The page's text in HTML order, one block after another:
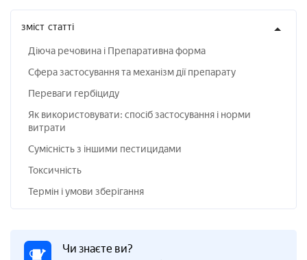
зміст статті
Діюча речовина і Препаративна форма
Сфера застосування та механізм дії препарату
Переваги гербіциду
Як використовувати: спосіб застосування і норми
витрати
Сумісність з іншими пестицидами
Токсичність
Термін і умови зберігання
Чи знаєте ви?